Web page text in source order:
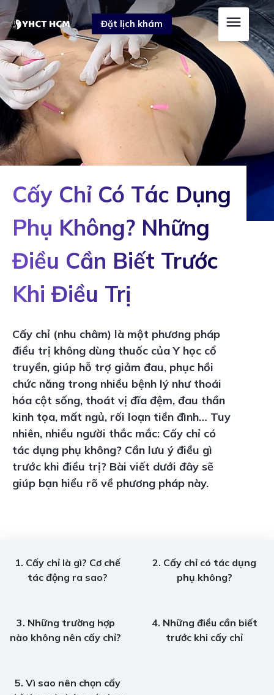
Skip
to
content
Đặt lịch khám
Cấy Chỉ Có Tác Dụng
Phụ Không? Những
Điều Cần Biết Trước
Khi Điều Trị
Cấy chỉ (nhu châm) là một phương pháp
điều trị không dùng thuốc củaY học cổ
truyền, giúp hỗ trợ giảm đau, phục hồi
chức năng trong nhiều bệnh lý như thoái
hóa cột sống, thoát vị đĩa đệm, đau thần
kinh tọa, mất ngủ, rối loạn tiền đình… Tuy
nhiên, nhiều người thắc mắc: Cấy chỉ có
tác dụng phụ không? Cần lưu ý điều gì
trước khi điều trị? Bài viết dưới đây sẽ
giúp bạn hiểu rõ về phương pháp này.
1. Cấy chỉ là gì? Cơ chế
tác động ra sao?
2. Cấy chỉ có tác dụng
phụ không?
3. Những trường hợp
nào không nên cấy chỉ?
4. Những điều cần biết
trước khi cấy chỉ
5. Vì sao nên chọn cấy
Post
navigation